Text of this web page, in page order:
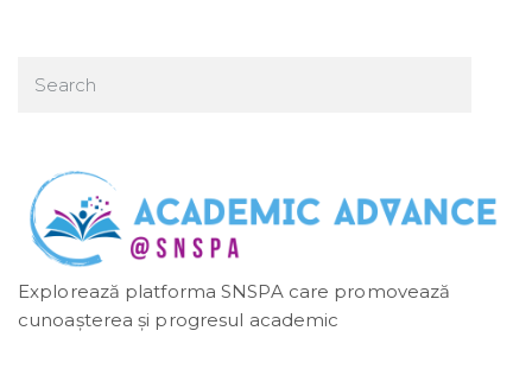
Explorează platforma SNSPA care promovează
cunoașterea și progresul academic